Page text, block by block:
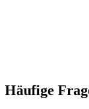
Häufige